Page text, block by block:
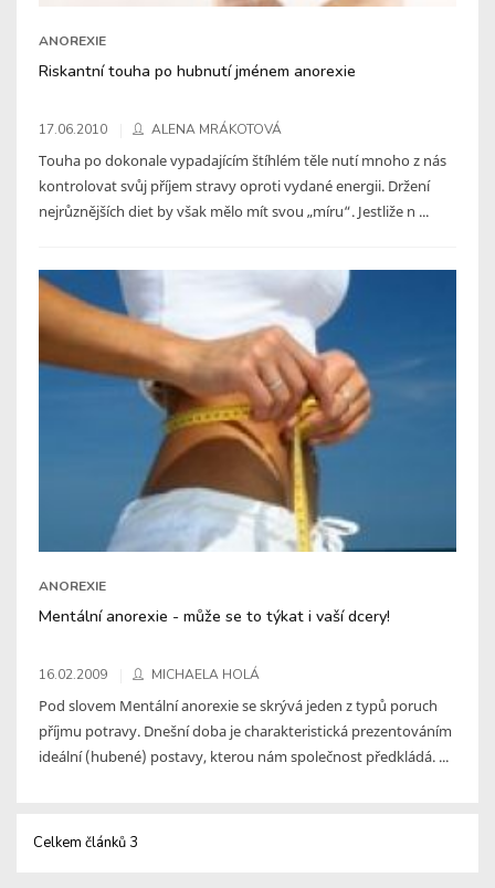
ANOREXIE
Riskantní touha po hubnutí jménem anorexie
17.06.2010 ALENA MRÁKOTOVÁ
Touha po dokonale vypadajícím štíhlém těle nutí mnoho z nás
kontrolovat svůj příjem stravy oproti vydané energii. Držení
nejrůznějších diet by však mělo mít svou „míru“. Jestliže n ...
ANOREXIE
Mentální anorexie - může se to týkat i vaší dcery!
16.02.2009 MICHAELA HOLÁ
Pod slovem Mentální anorexie se skrývá jeden z typů poruch
příjmu potravy. Dnešní doba je charakteristická prezentováním
ideální (hubené) postavy, kterou nám společnost předkládá. ...
Celkem článků 3